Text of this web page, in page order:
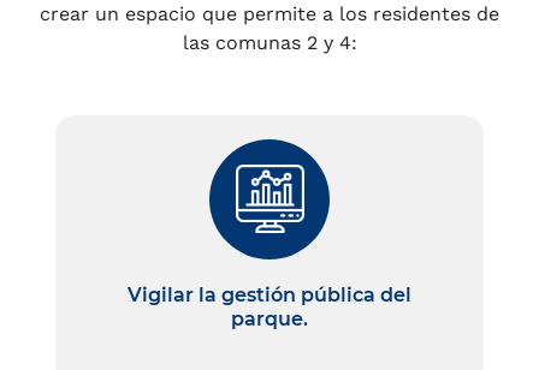
crear un espacio que permite a los residentes de
las comunas 2 y 4:
Vigilar la gestión pública del
parque.